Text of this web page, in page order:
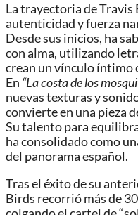
La trayectoria de Travis
autenticidad y fuerza
Desde sus inicios, ha
con alma, utilizando
crean un vínculo íntimo
En “La costa de los
nuevas texturas y
convierte en una pieza
Su talento para
ha consolidado como
del panorama español.
Tras el éxito de su
Birds recorrió más de